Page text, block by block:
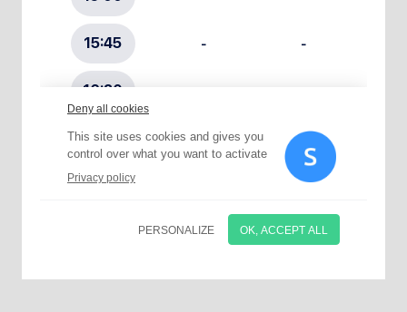
Choisissez votre abonnement :
Alertes Mail
Newsletter Culture